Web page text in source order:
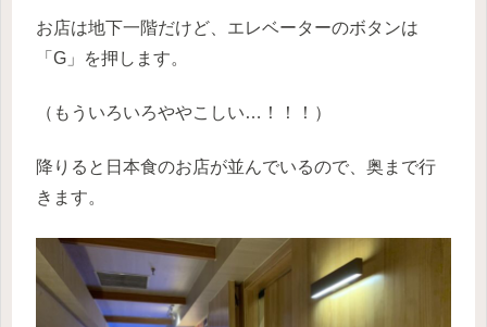
お店は地下一階だけど、エレベーターのボタンは
「G」を押します。
（もういろいろややこしい…！！！）
降りると日本食のお店が並んでいるので、奥まで行
きます。